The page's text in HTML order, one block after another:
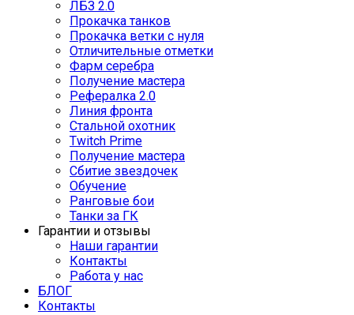
ЛБЗ 2.0
Прокачка танков
Прокачка ветки с нуля
Отличительные отметки
Фарм серебра
Получение мастера
Рефералка 2.0
Линия фронта
Стальной охотник
Twitch Prime
Получение мастера
Сбитие звездочек
Обучение
Ранговые бои
Танки за ГК
Гарантии и отзывы
Наши гарантии
Контакты
Работа у нас
БЛОГ
Контакты